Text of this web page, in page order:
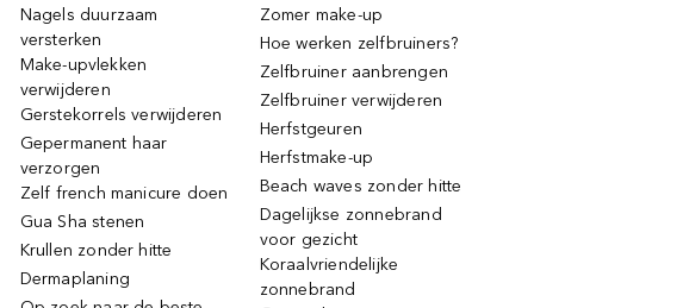
Nagels duurzaam
versterken
Make-upvlekken
verwijderen
Gerstekorrels verwijderen
Gepermanent haar
verzorgen
Zelf french manicure doen
Gua Sha stenen
Krullen zonder hitte
Dermaplaning
Zomer make-up
Hoe werken zelfbruiners?
Zelfbruiner aanbrengen
Zelfbruiner verwijderen
Herfstgeuren
Herfstmake-up
Beach waves zonder hitte
Dagelijkse zonnebrand
voor gezicht
Koraalvriendelijke
zonnebrand